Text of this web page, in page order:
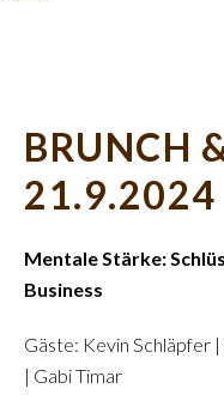
BRUNCH
21.9.2024
Mentale Stärke:
Business
Gäste: Kevin Schläpfer
| Gabi Timar